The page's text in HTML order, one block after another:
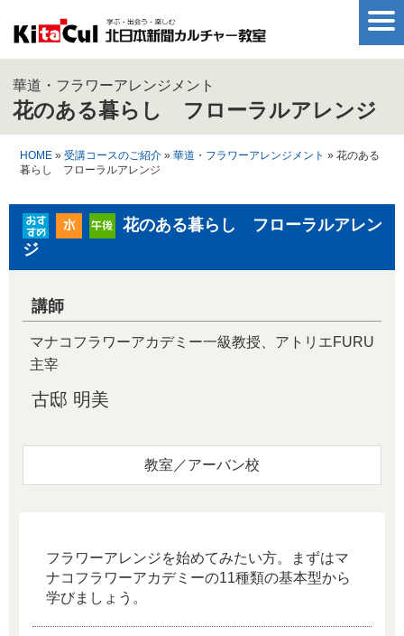
華道・フラワーアレンジメント
花のある暮らし フローラルアレンジ
HOME »受講コースのご紹介 »華道・フラワーアレンジメント » 花のある
暮らし フローラルアレンジ
花のある暮らし フローラルアレン
ジ
講師
マナコフラワーアカデミー一級教授、アトリエFURU
主宰
古邸 明美
教室／アーバン校
フラワーアレンジを始めてみたい方。まずはマ
ナコフラワーアカデミーの11種類の基本型から
学びましょう。